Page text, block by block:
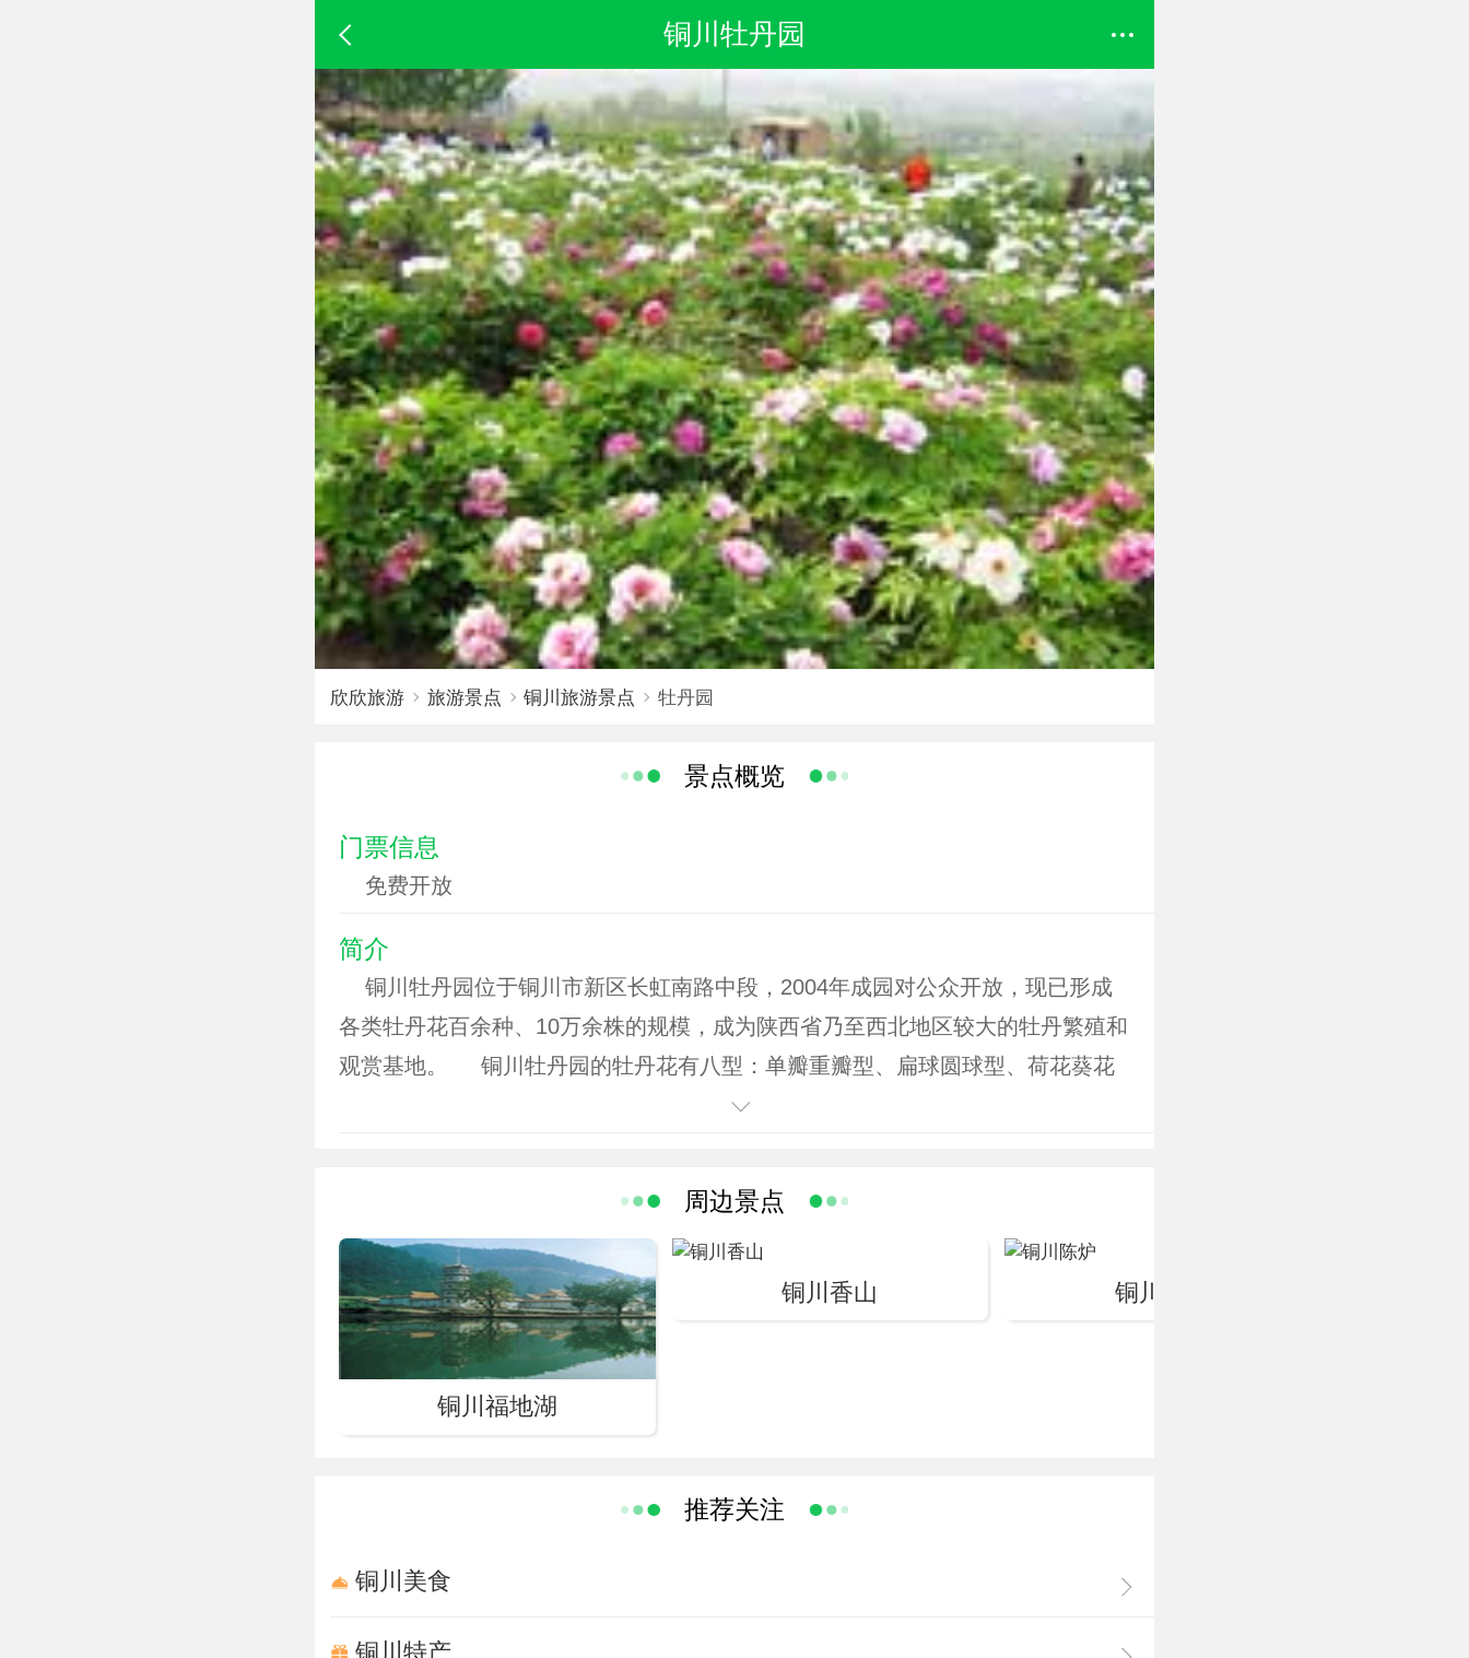
铜川牡丹园
欣欣旅游 旅游景点 铜川旅游景点 牡丹园
景点概览
门票信息
免费开放
简介
铜川牡丹园位于铜川市新区长虹南路中段，2004年成园对公众开放，现已形成
各类牡丹花百余种、10万余株的规模，成为陕西省乃至西北地区较大的牡丹繁殖和
观赏基地。 铜川牡丹园的牡丹花有八型：单瓣重瓣型、扁球圆球型、荷花葵花
型、玫瑰绣球型。彩有八色，红黄兰白、黑绿紫粉。名贵品种有姚黄、魏紫、银红
紫、秦红、红霞迎日、赛贵妃、首紫红等。另有芍药、月季6万余株。每逢春季盛
时举办为期1个月的牡丹旅游节，期间有赏牡丹、品小吃、看秦腔等一系列文化、
休闲、娱乐活动。
周边景点
铜川福地湖
铜川香山 铜川陈炉
推荐关注
铜川美食
铜川特产